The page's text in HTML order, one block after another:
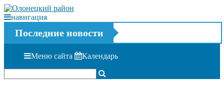
навигация
Последние новости
Меню сайта Календарь